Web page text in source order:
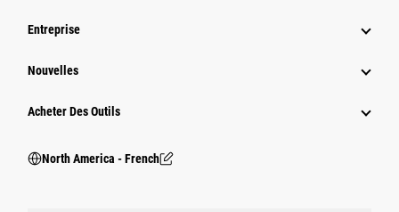
Entreprise
Nouvelles
Acheter Des Outils
North America - French